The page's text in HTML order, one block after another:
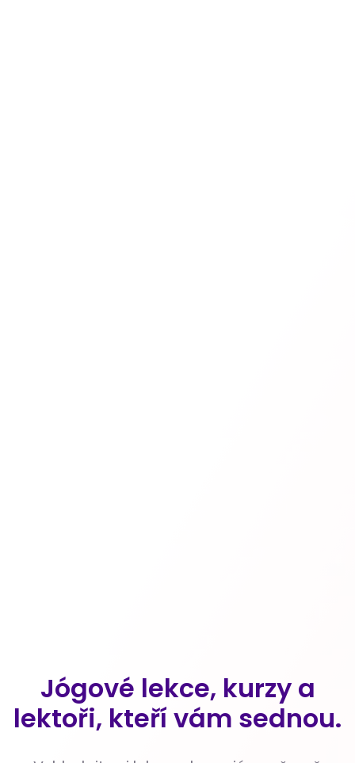
Jógové lekce, kurzy a
lektoři, kteří vám sednou.